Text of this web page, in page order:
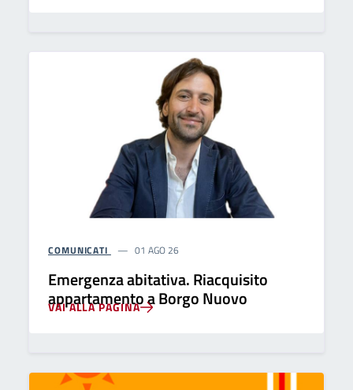
COMUNICATI 01 AGO 26
Emergenza abitativa. Riacquisito
appartamento a Borgo Nuovo
VAI ALLA PAGINA